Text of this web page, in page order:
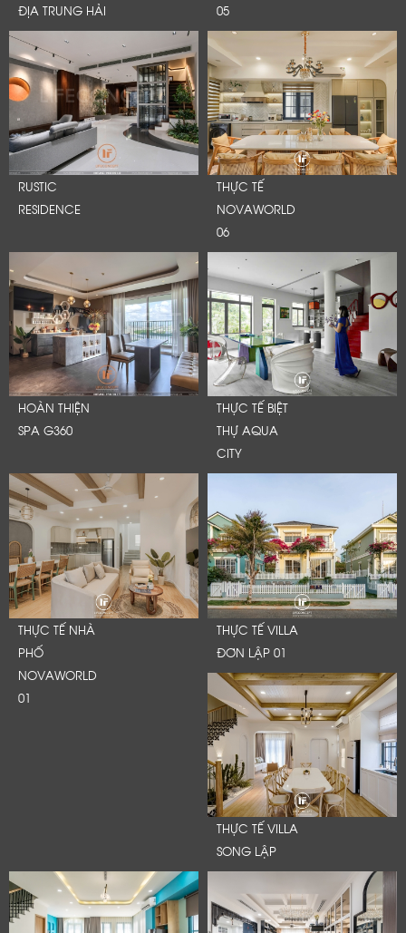
ĐỊA TRUNG HẢI
05
RUSTIC
RESIDENCE
THỰC TẾ
NOVAWORLD
06
HOÀN THIỆN
SPA G360
THỰC TẾ BIỆT
THỰ AQUA
CITY
THỰC TẾ NHÀ
PHỐ
NOVAWORLD
01
THỰC TẾ VILLA
ĐƠN LẬP 01
THỰC TẾ VILLA
SONG LẬP